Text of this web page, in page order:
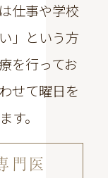
仕事や学校
」という方
を行ってお
せて曜日を
す。
門医